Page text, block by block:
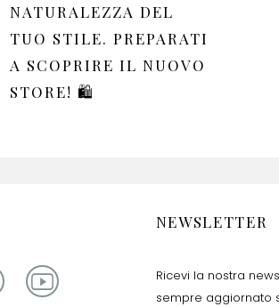
NATURALEZZA DEL
TUO STILE. PREPARATI
A SCOPRIRE IL NUOVO
STORE! 🛍️
NEWSLETTER
Ricevi la nostra
sempre aggiornato